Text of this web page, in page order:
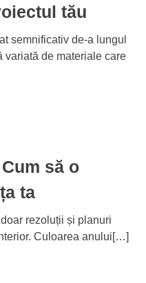
tău
semnificativ de-a lungul
variată de materiale care
să o
ta
rezoluții și planuri
Culoarea anului[…]